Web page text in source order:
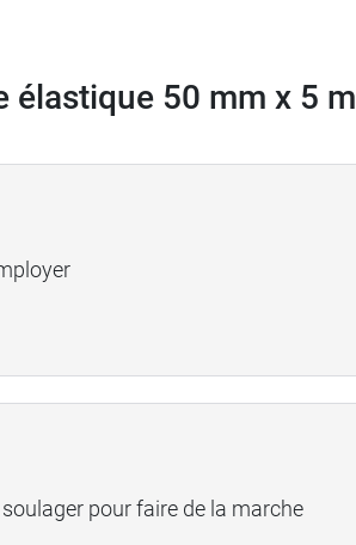
élastique 50 mm x 5 m
pour faire de la marche